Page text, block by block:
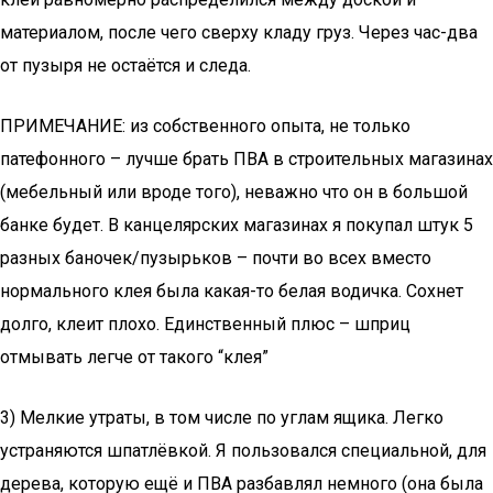
материалом, после чего сверху кладу груз. Через час-два
от пузыря не остаётся и следа.
ПРИМЕЧАНИЕ: из собственного опыта, не только
патефонного – лучше брать ПВА в строительных магазинах
(мебельный или вроде того), неважно что он в большой
банке будет. В канцелярских магазинах я покупал штук 5
разных баночек/пузырьков – почти во всех вместо
нормального клея была какая-то белая водичка. Сохнет
долго, клеит плохо. Единственный плюс – шприц
отмывать легче от такого “клея”
3) Мелкие утраты, в том числе по углам ящика. Легко
устраняются шпатлёвкой. Я пользовался специальной, для
дерева, которую ещё и ПВА разбавлял немного (она была